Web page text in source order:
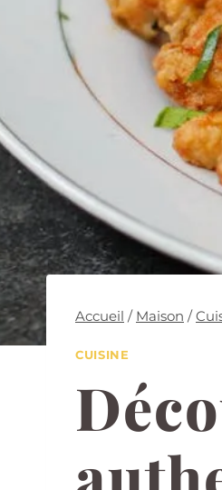
Accueil / Maison /
CUISINE